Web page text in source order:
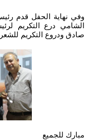
وفي نهاية الحفل قدم رئيس
الشامي درع التكريم
صادق ودروع التكريم
مبارك للجميع